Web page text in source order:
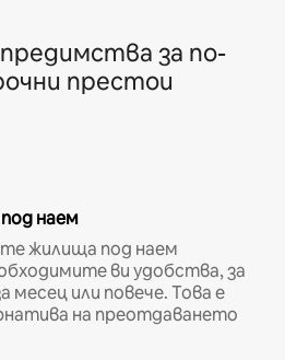
за по-
престои
наем
жилища под наем
ви удобства, за
месец или повече. Това е
на преотдаването